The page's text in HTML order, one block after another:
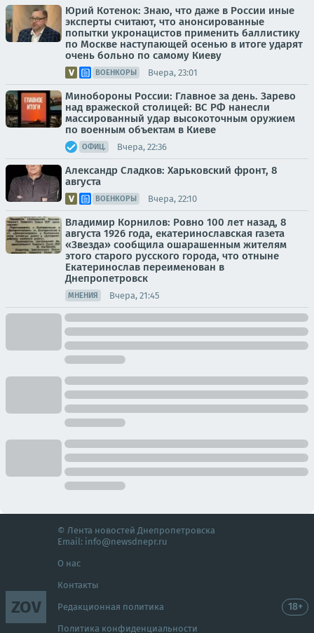
Юрий Котенок: Знаю, что даже в России иные
эксперты считают, что анонсированные
попытки укронацистов применить баллистику
по Москве наступающей осенью в итоге ударят
очень больно по самому Киеву
ВОЕНКОРЫ Вчера, 23:01
Минобороны России: Главное за день. Зарево
над вражеской столицей: ВС РФ нанесли
массированный удар высокоточным оружием
по военным объектам в Киеве
ОФИЦ. Вчера, 22:36
Александр Сладков: Харьковский фронт, 8
августа
ВОЕНКОРЫ Вчера, 22:10
Владимир Корнилов: Ровно 100 лет назад, 8
августа 1926 года, екатеринославская газета
«Звезда» сообщила ошарашенным жителям
этого старого русского города, что отныне
Екатеринослав переименован в
Днепропетровск
МНЕНИЯ Вчера, 21:45
ZOV
© Лента новостей Днепропетровска
Email: info@newsdnepr.ru
О нас
Контакты
Редакционная политика
Политика конфиденциальности
18+